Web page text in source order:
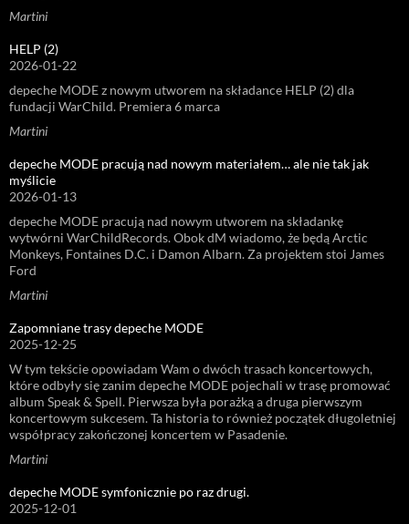
Martini
HELP (2)
2026-01-22
depeche MODE z nowym utworem na składance HELP (2) dla
fundacji WarChild. Premiera 6 marca
Martini
depeche MODE pracują nad nowym materiałem… ale nie tak jak
myślicie
2026-01-13
depeche MODE pracują nad nowym utworem na składankę
wytwórni WarChildRecords. Obok dM wiadomo, że będą Arctic
Monkeys, Fontaines D.C. i Damon Albarn. Za projektem stoi James
Ford
Martini
Zapomniane trasy depeche MODE
2025-12-25
W tym tekście opowiadam Wam o dwóch trasach koncertowych,
które odbyły się zanim depeche MODE pojechali w trasę promować
album Speak & Spell. Pierwsza była porażką a druga pierwszym
koncertowym sukcesem. Ta historia to również początek długoletniej
współpracy zakończonej koncertem w Pasadenie.
Martini
depeche MODE symfonicznie po raz drugi.
2025-12-01